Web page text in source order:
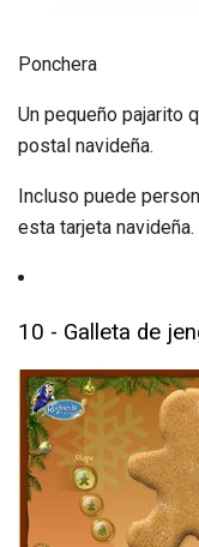
Ponchera
Un pequeño pajarito
postal navideña.
Incluso puede
esta tarjeta navideña.
10 - Galleta de